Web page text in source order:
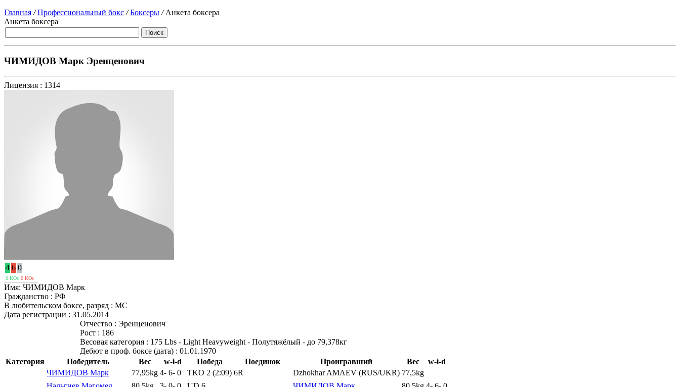
Главная / Профессиональный бокс / Боксеры /Анкета боксера
Анкета боксера
ЧИМИДОВ Марк Эренценович
Лицензия : 1314
4 6 0
0 KOs 0 KOs
Имя: ЧИМИДОВ Марк
Гражданство : РФ
В любительском боксе, разряд : МС
Дата регистрации : 31.05.2014
Отчество : Эренценович
Рост : 186
Весовая категория : 175 Lbs - Light Heavyweight - Полутяжёлый - до 79,378кг
Дебют в проф. боксе (дата) : 01.01.1970
Категория
Победитель Вес w-i-d Победа Поединок Проигравший Вес
w-i-d
ЧИМИДОВ Марк
77,95kg 4- 6- 0 TKO 2 (2:09) 6R Dzhokhar AMAEV (RUS/UKR) 77,5kg